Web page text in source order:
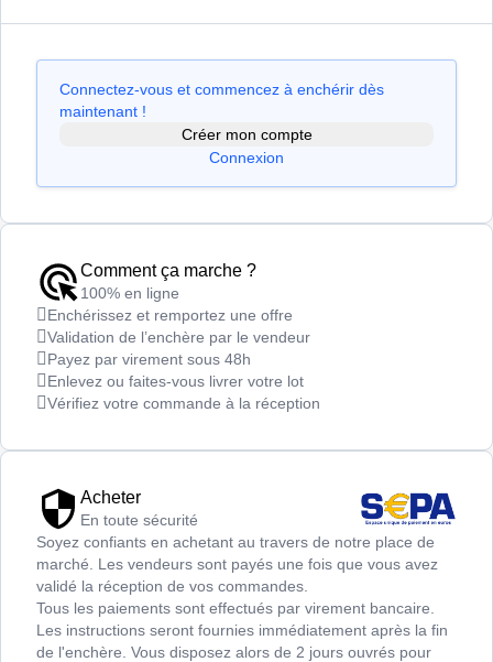
Connectez-vous et commencez à enchérir dès
maintenant !
Créer mon compte
Connexion
Comment ça marche ?
100% en ligne
Enchérissez et remportez une offre
Validation de l’enchère par le vendeur
Payez par virement sous 48h
Enlevez ou faites-vous livrer votre lot
Vérifiez votre commande à la réception
Acheter
En toute sécurité
Soyez confiants en achetant au travers de notre place de
marché. Les vendeurs sont payés une fois que vous avez
validé la réception de vos commandes.
Tous les paiements sont effectués par virement bancaire.
Les instructions seront fournies immédiatement après la fin
de l'enchère. Vous disposez alors de 2 jours ouvrés pour